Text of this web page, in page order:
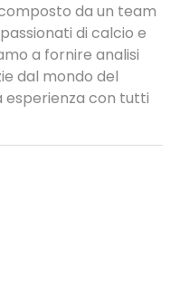
da un team
di calcio e
a fornire analisi
dal mondo del
esperienza con tutti